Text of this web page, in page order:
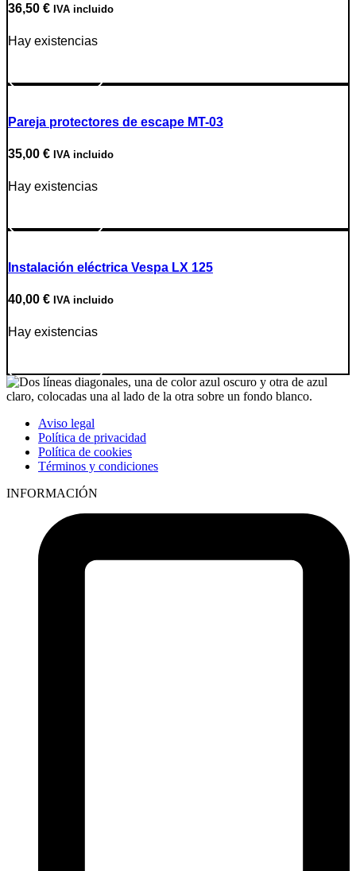
36,50 € IVA incluido
Hay existencias
Pareja protectores de escape MT-03
35,00 € IVA incluido
Hay existencias
Instalación eléctrica Vespa LX 125
40,00 € IVA incluido
Hay existencias
Aviso legal
Política de privacidad
Política de cookies
Términos y condiciones
INFORMACIÓN